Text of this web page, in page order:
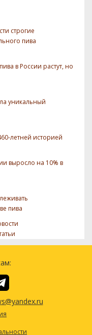
строгие
пива
в России растут, но
уникальный
летней историей
выросло на 10% в
пива